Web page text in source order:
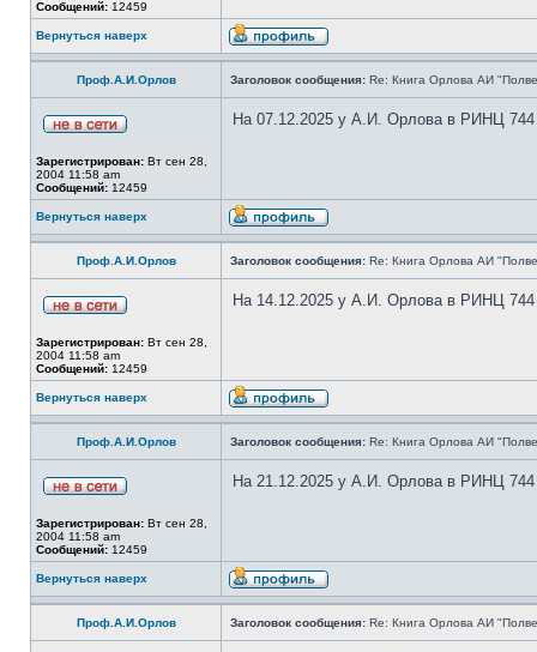
Сообщений: 12459
Вернуться наверх
Проф.А.И.Орлов Заголовок сообщения: Re: Книга Орлова АИ
Зарегистрирован: Вт сен 28,
2004 11:58 am
Сообщений: 12459
На 07.12.2025 у А.И. Орлова в РИНЦ 744
Вернуться наверх
Проф.А.И.Орлов Заголовок сообщения: Re: Книга Орлова АИ
Зарегистрирован: Вт сен 28,
2004 11:58 am
Сообщений: 12459
На 14.12.2025 у А.И. Орлова в РИНЦ 744
Вернуться наверх
Проф.А.И.Орлов Заголовок сообщения: Re: Книга Орлова АИ
Зарегистрирован: Вт сен 28,
2004 11:58 am
Сообщений: 12459
На 21.12.2025 у А.И. Орлова в РИНЦ 744
Вернуться наверх
Проф.А.И.Орлов Заголовок сообщения: Re: Книга Орлова АИ